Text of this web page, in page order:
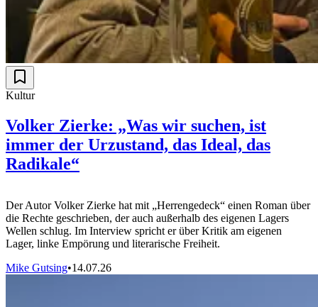
Kultur
Volker Zierke: „Was wir suchen, ist
immer der Urzustand, das Ideal, das
Radikale“
Der Autor Volker Zierke hat mit „Herrengedeck“ einen Roman über
die Rechte geschrieben, der auch außerhalb des eigenen Lagers
Wellen schlug. Im Interview spricht er über Kritik am eigenen
Lager, linke Empörung und literarische Freiheit.
Mike Gutsing•14.07.26